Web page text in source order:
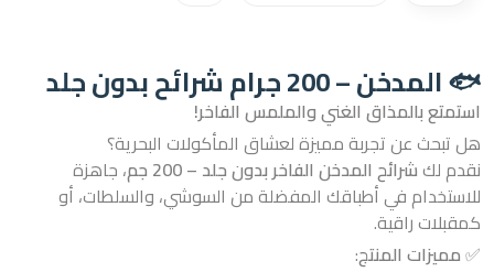
🐟 المدخن – 200 جرام شرائح بدون جلد
استمتع بالمذاق الغني والملمس الفاخر!
هل تبحث عن تجربة مميزة لعشاق المأكولات البحرية؟
نقدم لكشرائح المدخن الفاخر بدون جلد – 200 جم
، جاهزة
للاستخدام في أطباقك المفضلة من السوشي، والسلطات، أو
كمقبلات راقية.
✅مميزات المنتج: